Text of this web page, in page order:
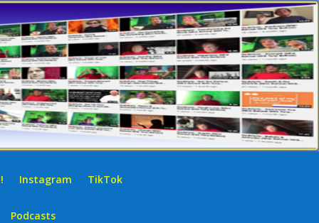
Instagram TikTok
Podcasts